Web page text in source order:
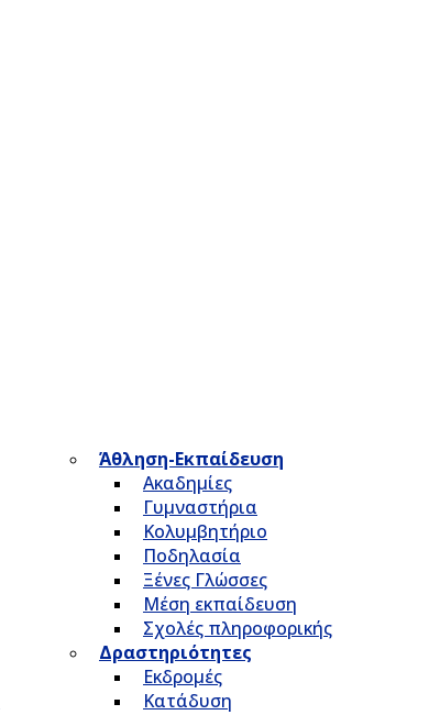
Άθληση-Εκπαίδευση
Ακαδημίες
Γυμναστήρια
Κολυμβητήριο
Ποδηλασία
Ξένες Γλώσσες
Μέση εκπαίδευση
Σχολές πληροφορικής
Δραστηριότητες
Εκδρομές
Κατάδυση